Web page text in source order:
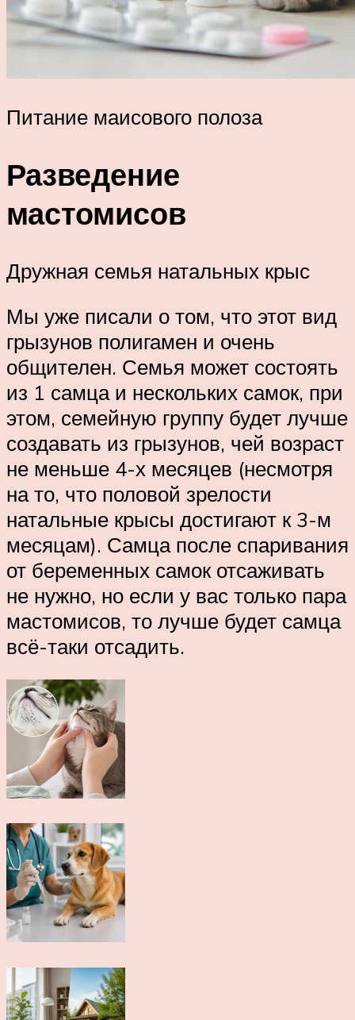
Питание маисового полоза
Разведение
мастомисов
Дружная семья натальных крыс
Мы уже писали о том, что этот вид
грызунов полигамен и очень
общителен. Семья может состоять
из 1 самца и нескольких самок, при
этом, семейную группу будет лучше
создавать из грызунов, чей возраст
не меньше 4-х месяцев (несмотря
на то, что половой зрелости
натальные крысы достигают к 3-м
месяцам). Самца после спаривания
от беременных самок отсаживать
не нужно, но если у вас только пара
мастомисов, то лучше будет самца
всё-таки отсадить.